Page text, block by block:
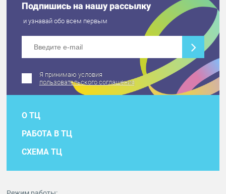
Подпишись на нашу рассылку
и узнавай обо всем первым
Я принимаю условия
пользовательского соглашения
О ТЦ
РАБОТА В ТЦ
СХЕМА ТЦ